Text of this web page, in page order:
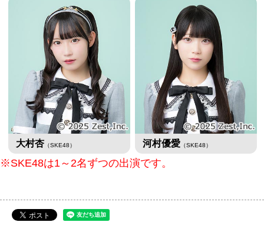
大村杏（SKE48） 河村優愛 （SKE48）
※SKE48は1～2名ずつの出演です。